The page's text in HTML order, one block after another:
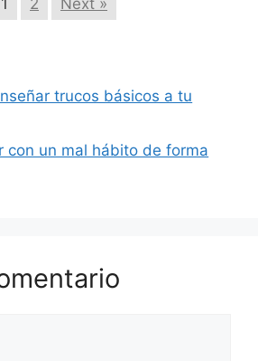
1 2 Next »
trucos básicos a tu
con un mal hábito de forma